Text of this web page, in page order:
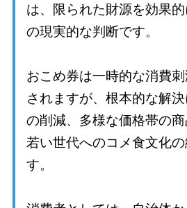
は、限られた財源を効果
の現実的な判断です。
おこめ券は一時的な消費
されますが、根本的な解
の削減、多様な価格帯の
若い世代へのコメ食文化
す。